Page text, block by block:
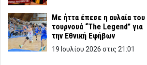
Με ήττα έπεσε η αυλαία του
τουρνουά “The Legend” για
την Εθνική Εφήβων
19 Ιουλίου 2026 στις 21:01